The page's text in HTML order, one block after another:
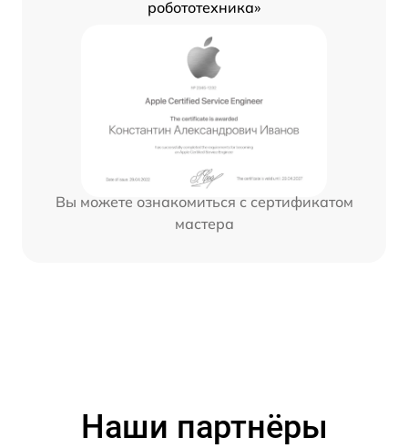
робототехника»
Вы можете ознакомиться с сертификатом
мастера
Наши партнёры